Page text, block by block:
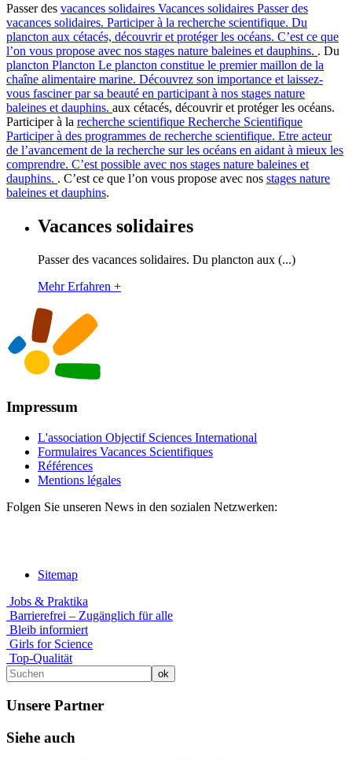
Passer des vacances solidaires Vacances solidaires Passer des
vacances solidaires. Participer à la recherche scientifique. Du
plancton aux cétacés, découvrir et protéger les océans. C’est ce que
l’on vous propose avec nos stages nature baleines et dauphins. . Du
plancton Plancton Le plancton constitue le premier maillon de la
chaîne alimentaire marine. Découvrez son importance et laissez-
vous fasciner par sa beauté en participant à nos stages nature
baleines et dauphins. aux cétacés, découvrir et protéger les océans.
Participer à la recherche scientifique Recherche Scientifique
Participer à des programmes de recherche scientifique. Etre acteur
de l’avancement de la recherche sur les océans en aidant à mieux les
comprendre. C’est possible avec nos stages nature baleines et
dauphins. . C’est ce que l’on vous propose avec nos stages nature
baleines et dauphins.
Vacances solidaires
Passer des vacances solidaires. Du plancton aux (...)
Mehr Erfahren +
Impressum
L'association Objectif Sciences International
Formulaires Vacances Scientifiques
Références
Mentions légales
Folgen Sie unseren News in den sozialen Netzwerken:
Sitemap
Jobs & Praktika
Barrierefrei – Zugänglich für alle
Bleib informiert
Girls for Science
Top-Qualität
Unsere Partner
Siehe auch